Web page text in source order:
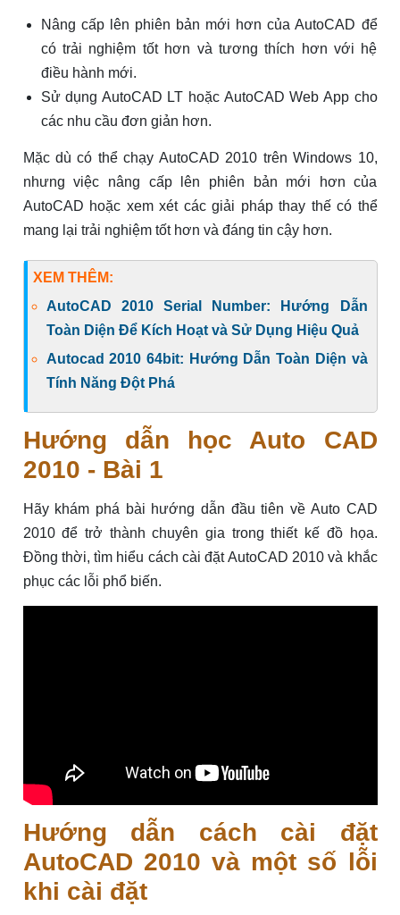
Nâng cấp lên phiên bản mới hơn của AutoCAD để
có trải nghiệm tốt hơn và tương thích hơn với hệ
điều hành mới.
Sử dụng AutoCAD LT hoặc AutoCAD Web App cho
các nhu cầu đơn giản hơn.
Mặc dù có thể chạy AutoCAD 2010 trên Windows 10,
nhưng việc nâng cấp lên phiên bản mới hơn của
AutoCAD hoặc xem xét các giải pháp thay thế có thể
mang lại trải nghiệm tốt hơn và đáng tin cậy hơn.
XEM THÊM:
AutoCAD 2010 Serial Number: Hướng Dẫn
Toàn Diện Để Kích Hoạt và Sử Dụng Hiệu Quả
Autocad 2010 64bit: Hướng Dẫn Toàn Diện và
Tính Năng Đột Phá
Hướng dẫn học Auto CAD
2010 - Bài 1
Hãy khám phá bài hướng dẫn đầu tiên về Auto CAD
2010 để trở thành chuyên gia trong thiết kế đồ họa.
Đồng thời, tìm hiểu cách cài đặt AutoCAD 2010 và khắc
phục các lỗi phổ biến.
Hướng dẫn cách cài đặt
AutoCAD 2010 và một số lỗi
khi cài đặt